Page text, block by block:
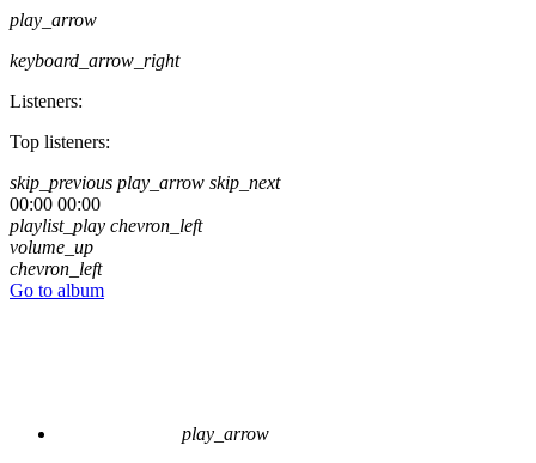
play_arrow
keyboard_arrow_right
Listeners:
Top listeners:
skip_previous play_arrow skip_next
00:00 00:00
playlist_play chevron_left
volume_up
chevron_left
Go to album
play_arrow